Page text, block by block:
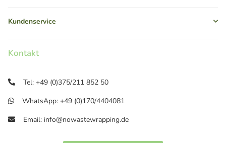
Kundenservice
Kontakt
Tel: +49 (0)375/211 852 50
WhatsApp: +49 (0)170/4404081
Email: info@nowastewrapping.de